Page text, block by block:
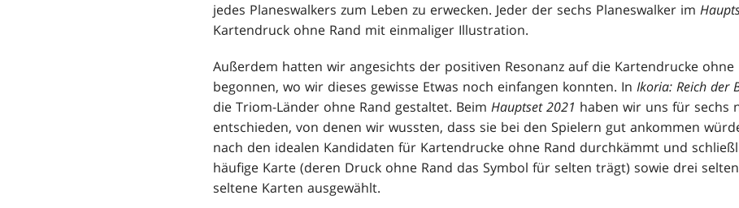
jedes Planeswalkers zum Leben zu erwecken. Jeder der sechs Planeswalker im
Kartendruck ohne Rand mit einmaliger Illustration.
Außerdem hatten wir angesichts der positiven Resonanz auf die Kartendrucke ohne
begonnen, wo wir dieses gewisse Etwas noch einfangen konnten. In Ikoria: Reich der
die Triom-Länder ohne Rand gestaltet. Beim Hauptset 2021 haben wir uns für sechs
entschieden, von denen wir wussten, dass sie bei den Spielern gut ankommen
nach den idealen Kandidaten für Kartendrucke ohne Rand durchkämmt und
häufige Karte (deren Druck ohne Rand das Symbol für selten trägt) sowie drei
seltene Karten ausgewählt.